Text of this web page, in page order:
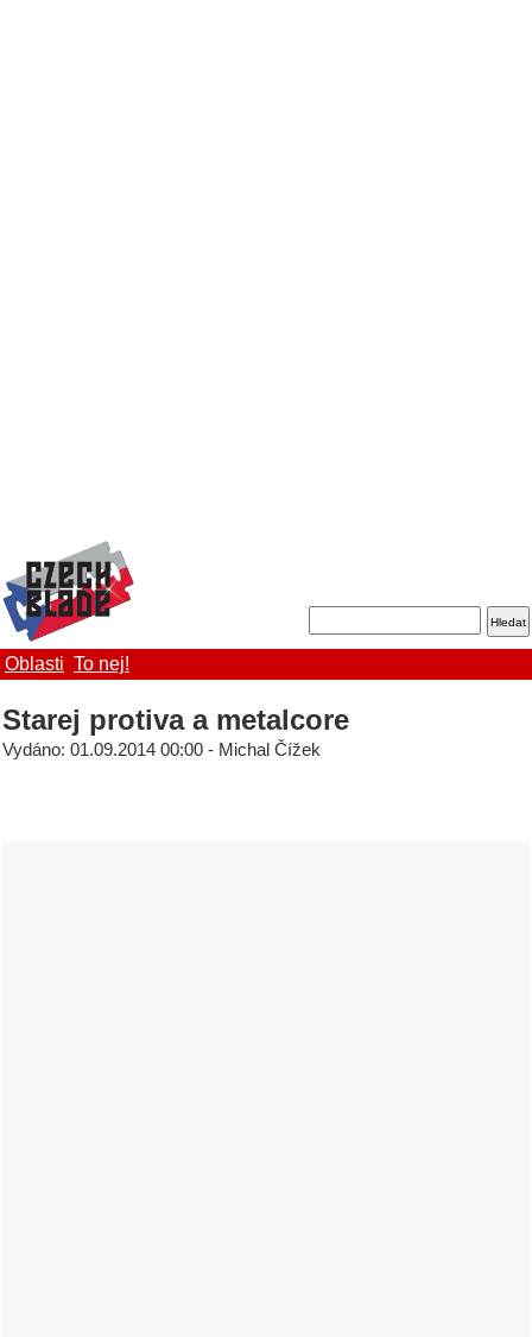
Oblasti To nej!
Starej protiva a metalcore
Vydáno: 01.09.2014 00:00 - Michal Čížek